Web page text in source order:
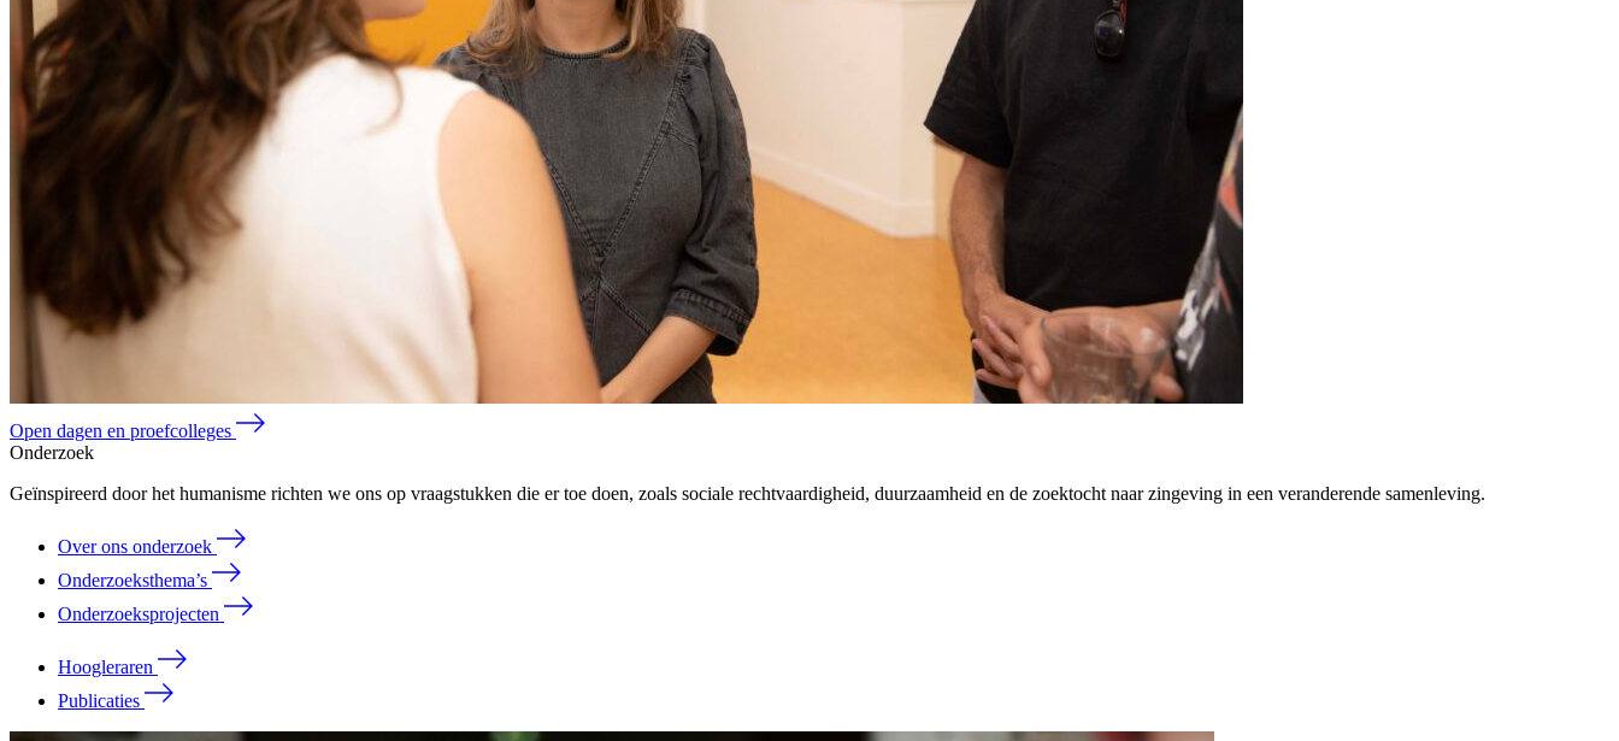
Open dagen en proefcolleges
Onderzoek
Geïnspireerd door het humanisme richten we ons op vraagstukken die er toe doen, zoals sociale rechtvaardigheid, duurzaamheid en de zoektocht naar zingeving in een veranderende samenleving.
Over ons onderzoek
Onderzoeksthema’s
Onderzoeksprojecten
Hoogleraren
Publicaties